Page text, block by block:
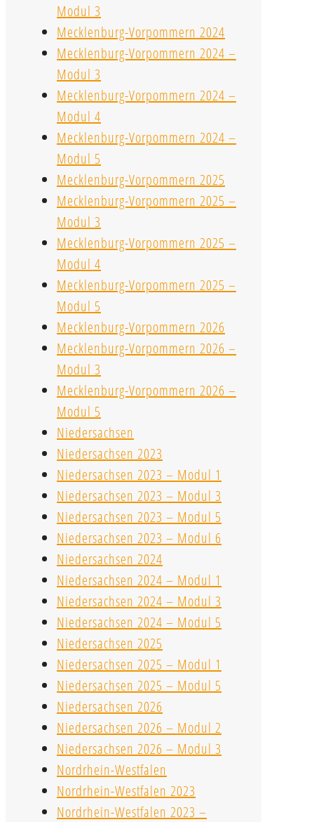
Modul 3
Mecklenburg-Vorpommern 2024
Mecklenburg-Vorpommern 2024 –
Modul 3
Mecklenburg-Vorpommern 2024 –
Modul 4
Mecklenburg-Vorpommern 2024 –
Modul 5
Mecklenburg-Vorpommern 2025
Mecklenburg-Vorpommern 2025 –
Modul 3
Mecklenburg-Vorpommern 2025 –
Modul 4
Mecklenburg-Vorpommern 2025 –
Modul 5
Mecklenburg-Vorpommern 2026
Mecklenburg-Vorpommern 2026 –
Modul 3
Mecklenburg-Vorpommern 2026 –
Modul 5
Niedersachsen
Niedersachsen 2023
Niedersachsen 2023 – Modul 1
Niedersachsen 2023 – Modul 3
Niedersachsen 2023 – Modul 5
Niedersachsen 2023 – Modul 6
Niedersachsen 2024
Niedersachsen 2024 – Modul 1
Niedersachsen 2024 – Modul 3
Niedersachsen 2024 – Modul 5
Niedersachsen 2025
Niedersachsen 2025 – Modul 1
Niedersachsen 2025 – Modul 5
Niedersachsen 2026
Niedersachsen 2026 – Modul 2
Niedersachsen 2026 – Modul 3
Nordrhein-Westfalen
Nordrhein-Westfalen 2023
Nordrhein-Westfalen 2023 –